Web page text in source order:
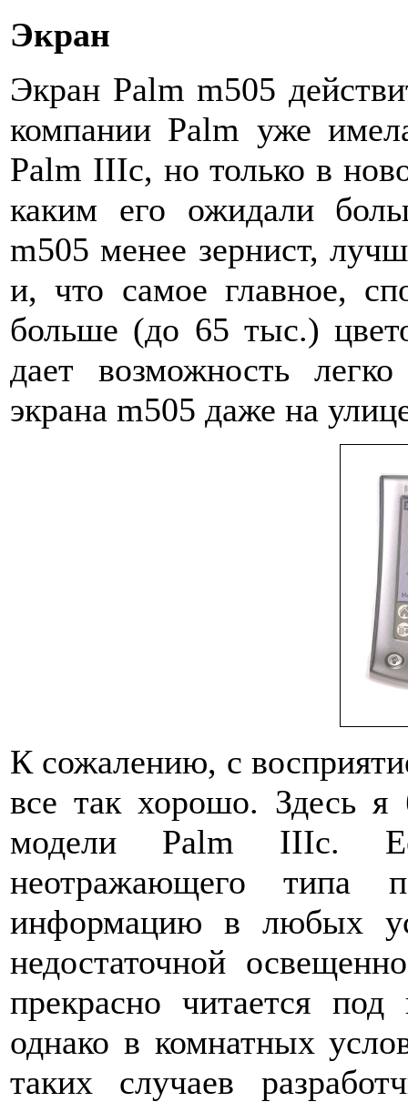
Экран
Экран Palm m505
компании Palm уже
Palm IIIc, но только в
каким его ожидали
m505 менее зернист,
и, что самое главное,
больше (до 65 тыс.)
дает возможность
экрана m505 даже на
К сожалению, с
все так хорошо. Здесь я
модели Palm IIIc.
неотражающего типа
информацию в любых
недостаточной
прекрасно читается
однако в комнатных
таких случаев